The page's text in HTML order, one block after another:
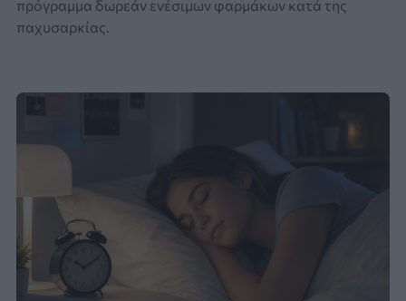
πρόγραμμα δωρεάν ενέσιμων φαρμάκων κατά της
παχυσαρκίας.